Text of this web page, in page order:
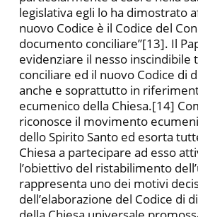
legislativa egli lo ha dimostrato
nuovo Codice è il Codice del
documento conciliare”[13]. Il
evidenziare il nesso inscindibile
conciliare ed il nuovo Codice di
anche e soprattutto in
ecumenico della Chiesa.[14]
riconosce il movimento
dello Spirito Santo ed esorta
Chiesa a partecipare ad esso
l’obiettivo del ristabilimento
rappresenta uno dei motivi
dell’elaborazione del Codice di